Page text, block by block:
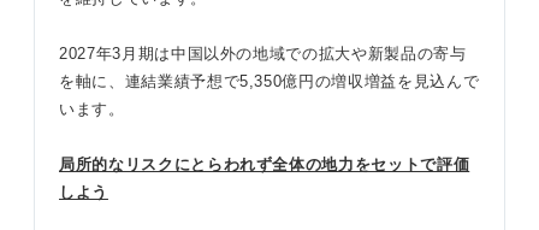
2027年3月期は中国以外の地域での拡大や新製品の寄与
を軸に、連結業績予想で5,350億円の増収増益を見込んで
います。
局所的なリスクにとらわれず全体の地力をセットで評価
しよう